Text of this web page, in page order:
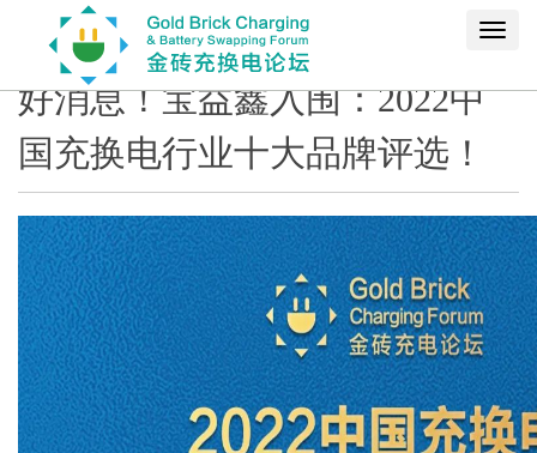
好消息！宝益鑫入围：2022中
国充换电行业十大品牌评选！